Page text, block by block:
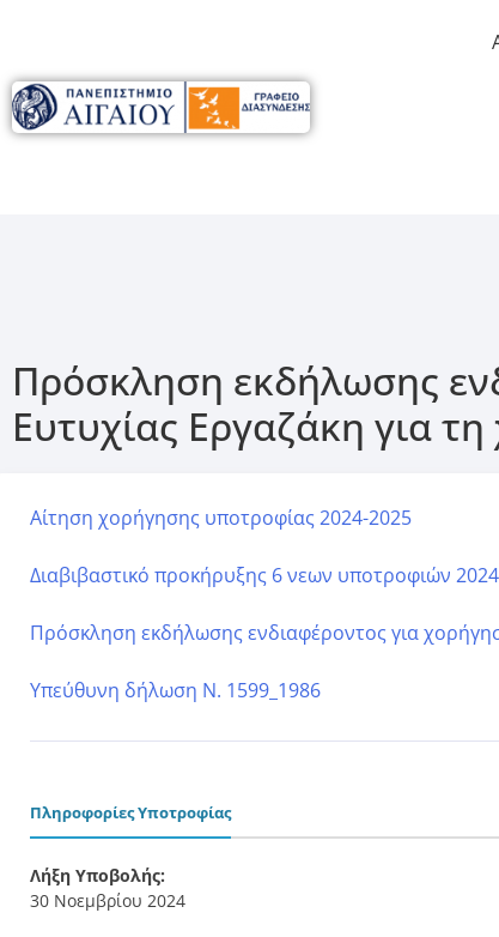
Πρόσκληση εκδήλωσης
Ευτυχίας Εργαζάκη για
Αίτηση χορήγησης υποτροφίας 2024-2025
Διαβιβαστικό προκήρυξης 6 νεων υποτροφιών
Πρόσκληση εκδήλωσης ενδιαφέροντος για
Υπεύθυνη δήλωση Ν. 1599_1986
Πληροφορίες Υποτροφίας
Λήξη Υποβολής:
30 Νοεμβρίου 2024